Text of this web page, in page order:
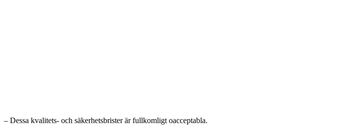
– Dessa kvalitets- och säkerhetsbrister är fullkomligt oacceptabla.